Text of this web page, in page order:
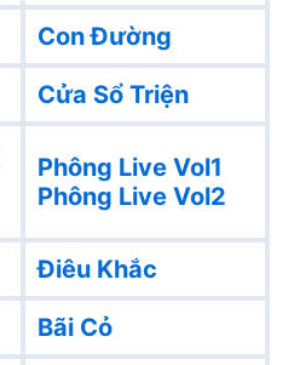
Con Đường
Cửa Sổ Triện
Phông Live Vol1
Phông Live Vol2
Điêu Khắc
Bãi Cỏ